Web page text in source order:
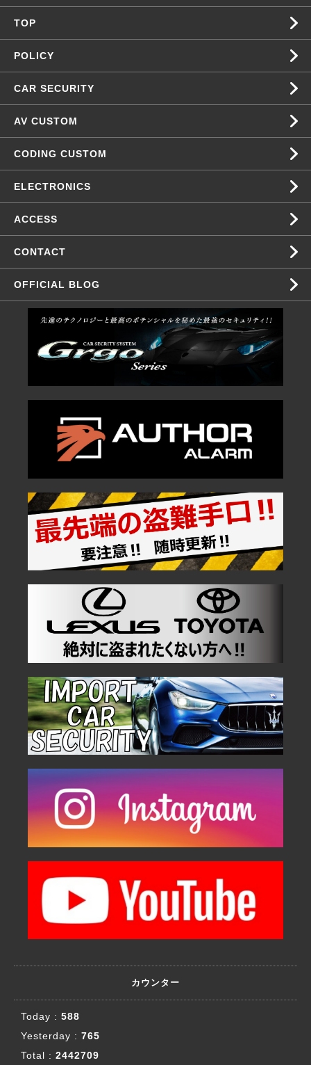
TOP
POLICY
CAR SECURITY
AV CUSTOM
CODING CUSTOM
ELECTRONICS
ACCESS
CONTACT
OFFICIAL BLOG
カウンター
Today : 588
Yesterday : 765
Total : 2442709